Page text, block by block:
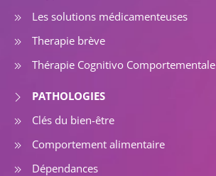
Les solutions médicamenteuses
Therapie brève
Thérapie Cognitivo Comportementale
PATHOLOGIES
Clés du bien-être
Comportement alimentaire
Dépendances